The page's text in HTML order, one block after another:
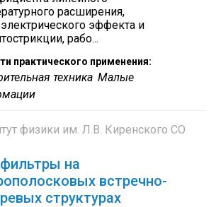
расширения,
эффекта и
рабо...
практического применения:
техника Малые
физики им. Л.В. Киренского СО
на
встречно-
структурах